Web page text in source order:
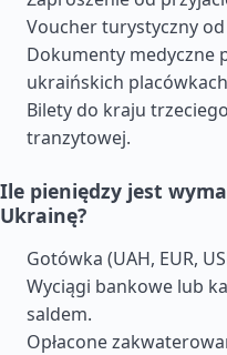
Voucher turystyczny
Dokumenty medyczne
ukraińskich
Bilety do kraju
tranzytowej.
Ile pieniędzy jest
Ukrainę?
Gotówka (UAH, EUR,
Wyciągi bankowe lub
saldem.
Opłacone